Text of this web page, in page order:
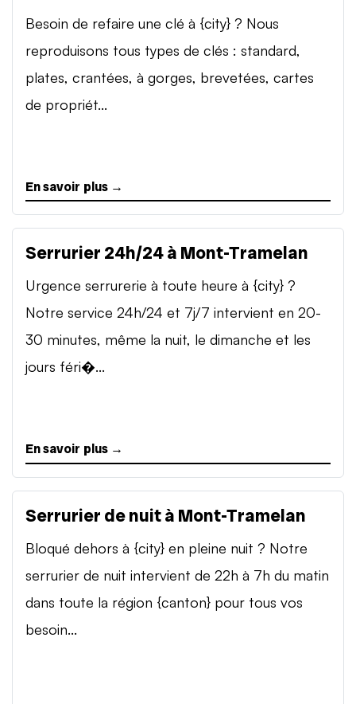
Besoin de refaire une clé à {city} ? Nous
reproduisons tous types de clés : standard,
plates, crantées, à gorges, brevetées, cartes
de propriét...
En savoir plus →
Serrurier 24h/24 à Mont-Tramelan
Urgence serrurerie à toute heure à {city} ?
Notre service 24h/24 et 7j/7 intervient en 20-
30 minutes, même la nuit, le dimanche et les
jours féri�...
En savoir plus →
Serrurier de nuit à Mont-Tramelan
Bloqué dehors à {city} en pleine nuit ? Notre
serrurier de nuit intervient de 22h à 7h du matin
dans toute la région {canton} pour tous vos
besoin...